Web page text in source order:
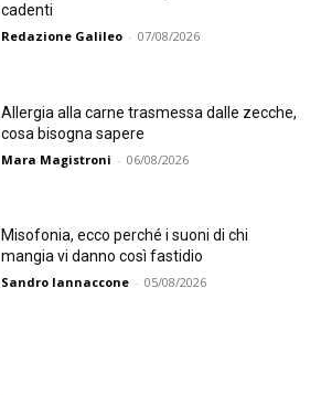
cadenti
Redazione Galileo - 07/08/2026
Allergia alla carne trasmessa dalle zecche,
cosa bisogna sapere
Mara Magistroni - 06/08/2026
Misofonia, ecco perché i suoni di chi
mangia vi danno così fastidio
Sandro Iannaccone - 05/08/2026